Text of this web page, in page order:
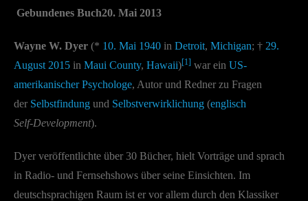
Gebundenes Buch20. Mai 2013
Wayne W. Dyer (* 10. Mai 1940 in Detroit, Michigan; † 29.
August 2015 in Maui County, Hawaii)[1] war ein US-
amerikanischer Psychologe, Autor und Redner zu Fragen
der Selbstfindung und Selbstverwirklichung (englisch
Self-Development).
Dyer veröffentlichte über 30 Bücher, hielt Vorträge und sprach
in Radio- und Fernsehshows über seine Einsichten. Im
deutschsprachigen Raum ist er vor allem durch den Klassiker